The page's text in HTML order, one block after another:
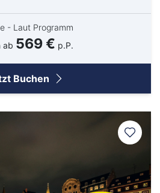
- Laut Programm
ab 569 € p.P.
Buchen